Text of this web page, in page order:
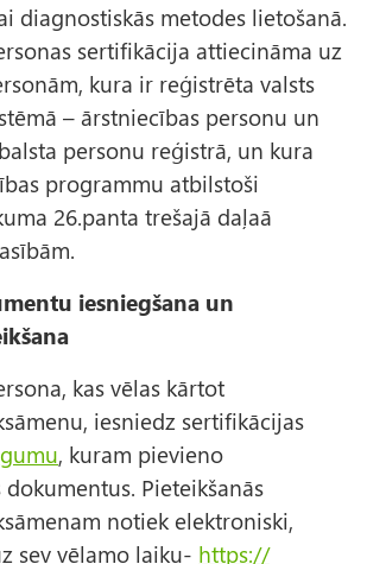
diagnostiskās metodes lietošanā.
sertifikācija attiecināma uz
kura ir reģistrēta valsts
– ārstniecības personu un
personu reģistrā, un kura
programmu atbilstoši
26.panta trešajā daļaā
iesniegšana un
kas vēlas kārtot
iesniedz sertifikācijas
, kuram pievieno
Pieteikšanās
notiek elektroniski,
sev vēlamo laiku- https://